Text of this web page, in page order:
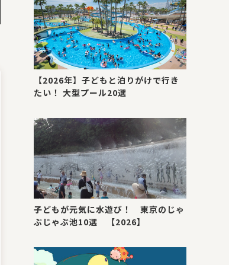
【2026年】子どもと泊りがけで行き
たい！ 大型プール20選
子どもが元気に水遊び！ 東京のじゃ
ぶじゃぶ池10選 【2026】